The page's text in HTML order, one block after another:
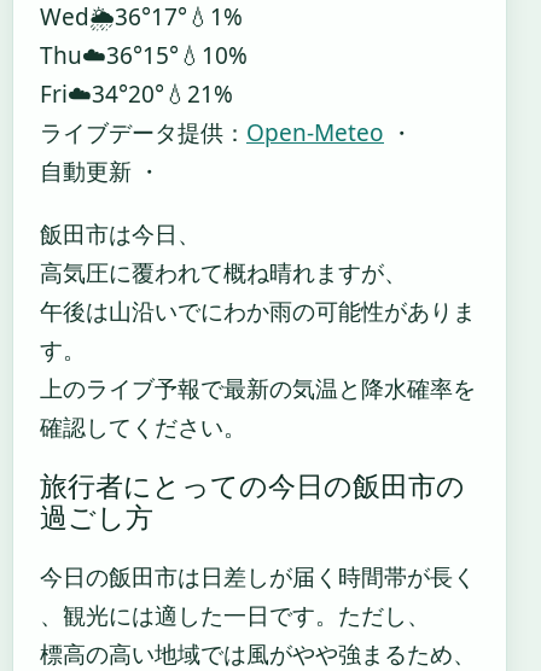
Wed🌦️36°17°💧1%
Thu☁️36°15°💧10%
Fri☁️34°20°💧21%
ライブデータ提供： Open-Meteo ・
自動更新 ・
飯田市は今日、
高気圧に覆われて概ね晴れますが、
午後は山沿いでにわか雨の可能性がありま
す。
上のライブ予報で最新の気温と降水確率を
確認してください。
旅行者にとっての今日の飯田市の
過ごし方
今日の飯田市は日差しが届く時間帯が長く
、観光には適した一日です。ただし、
標高の高い地域では風がやや強まるため、